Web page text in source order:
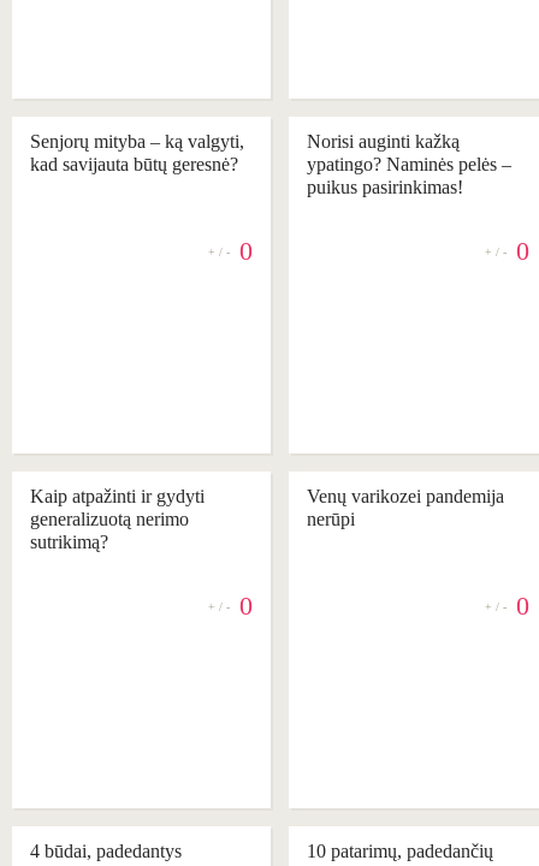
Senjorų mityba – ką valgyti,
kad savijauta būtų geresnė?
+ / - 0
Norisi auginti kažką
ypatingo? Naminės pelės –
puikus pasirinkimas!
+ / - 0
Kaip atpažinti ir gydyti
generalizuotą nerimo
sutrikimą?
+ / - 0
Venų varikozei pandemija
nerūpi
+ / - 0
4 būdai, padedantys
10 patarimų, padedančių